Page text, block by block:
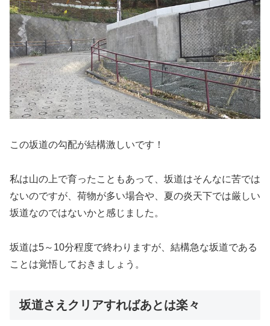
この坂道の勾配が結構激しいです！
私は山の上で育ったこともあって、坂道はそんなに苦では
ないのですが、荷物が多い場合や、夏の炎天下では厳しい
坂道なのではないかと感じました。
坂道は5～10分程度で終わりますが、結構急な坂道である
ことは覚悟しておきましょう。
坂道さえクリアすればあとは楽々